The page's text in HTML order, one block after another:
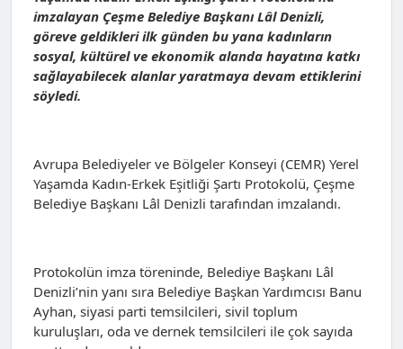
imzalayan Çeşme Belediye Başkanı Lâl Denizli,
göreve geldikleri ilk günden bu yana kadınların
sosyal, kültürel ve ekonomik alanda hayatına katkı
sağlayabilecek alanlar yaratmaya devam ettiklerini
söyledi.
Avrupa Belediyeler ve Bölgeler Konseyi (CEMR) Yerel
Yaşamda Kadın-Erkek Eşitliği Şartı Protokolü, Çeşme
Belediye Başkanı Lâl Denizli tarafından imzalandı.
Protokolün imza töreninde, Belediye Başkanı Lâl
Denizli’nin yanı sıra Belediye Başkan Yardımcısı Banu
Ayhan, siyasi parti temsilcileri, sivil toplum
kuruluşları, oda ve dernek temsilcileri ile çok sayıda